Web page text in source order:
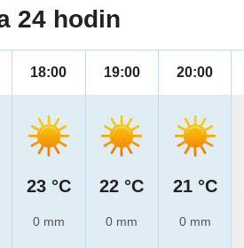
24 hodin
18:00
23 °C
0 mm
19:00
22 °C
0 mm
20:00
21 °C
0 mm